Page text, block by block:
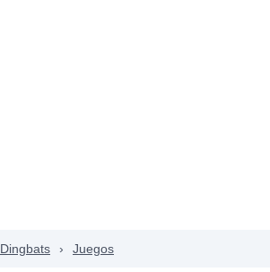
Dingbats › Juegos